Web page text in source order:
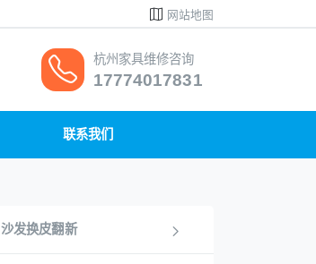
网站地图
杭州家具维修咨询
17774017831
联系我们
沙发换皮翻新